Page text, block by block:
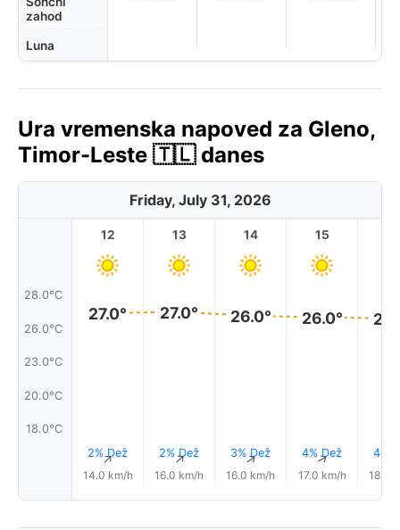
zahod
Luna
Ura vremenska napoved za Gleno,
Timor-Leste 🇹🇱 danes
Friday, July 31, 2026
28.0°C
26.0°C
23.0°C
20.0°C
18.0°C
12
27.0°
2% Dež
↑
14.0 km/h
13
27.0°
2% Dež
↑
16.0 km/h
14
26.0°
3% Dež
↑
16.0 km/h
15
26.0°
4% Dež
↑
17.0 km/h
4%
18.0